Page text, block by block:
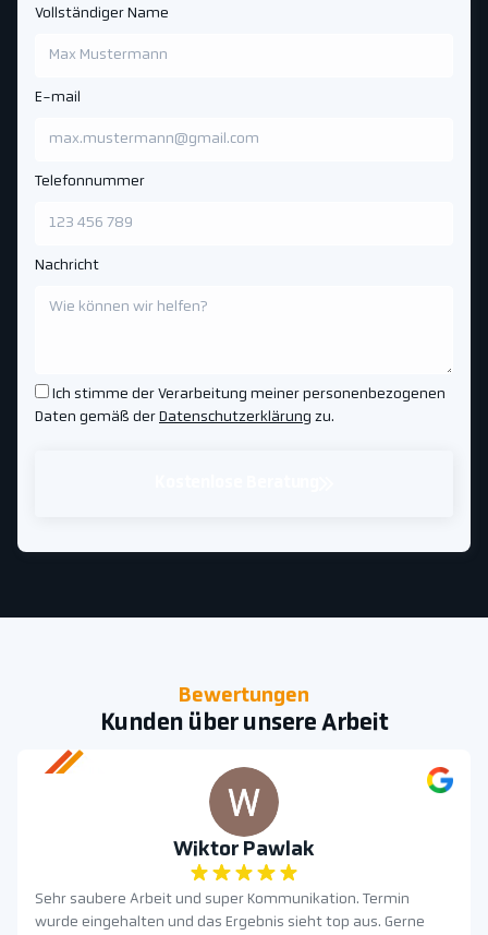
Vollständiger Name
E-mail
Telefonnummer
Nachricht
Ich stimme der Verarbeitung meiner personenbezogenen
Daten gemäß der Datenschutzerklärung zu.
Bewertungen
Kunden über unsere Arbeit
Wiktor Pawlak
Sehr saubere Arbeit und super Kommunikation. Termin
wurde eingehalten und das Ergebnis sieht top aus. Gerne